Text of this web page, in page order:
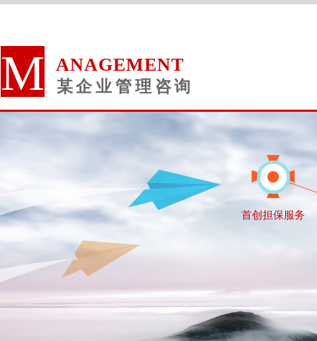
M ANAGEMENT
某企业管理咨询
首创担保服务